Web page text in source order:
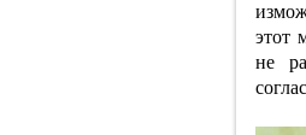
этот
не